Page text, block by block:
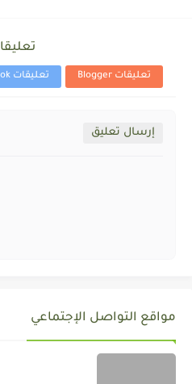
تعليقات Blogger تعليقات Facebook
إرسال تعليق
مواقع التواصل الإجتماعي